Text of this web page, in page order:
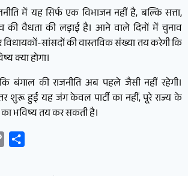
में यह सिर्फ एक विभाजन नहीं है, बल्कि सत्ता,
की वैधता की लड़ाई है। आने वाले दिनों में चुनाव
सांसदों की वास्तविक संख्या तय करेगी कि
क्या होगा।
बंगाल की राजनीति अब पहले जैसी नहीं रहेगी।
शुरू हुई यह जंग केवल पार्टी का नहीं, पूरे राज्य के
भविष्य तय कर सकती है।
Copy